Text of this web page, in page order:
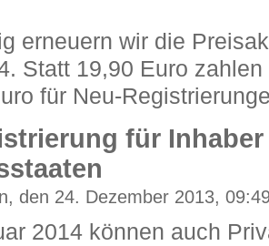
erneuern wir die
Statt 19,90 Euro
für Neu-
für Inhaber
den 24. Dezember 2013,
2014 können auch